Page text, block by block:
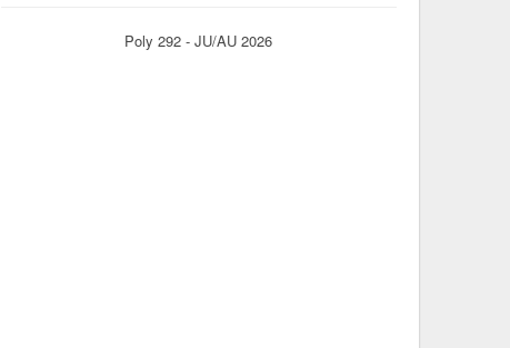
Poly 292 - JU/AU 2026